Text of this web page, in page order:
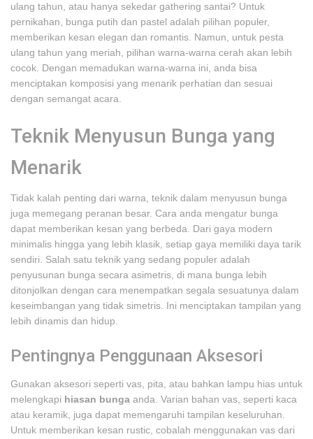
ulang tahun, atau hanya sekedar gathering santai? Untuk
pernikahan, bunga putih dan pastel adalah pilihan populer,
memberikan kesan elegan dan romantis. Namun, untuk pesta
ulang tahun yang meriah, pilihan warna-warna cerah akan lebih
cocok. Dengan memadukan warna-warna ini, anda bisa
menciptakan komposisi yang menarik perhatian dan sesuai
dengan semangat acara.
Teknik Menyusun Bunga yang
Menarik
Tidak kalah penting dari warna, teknik dalam menyusun bunga
juga memegang peranan besar. Cara anda mengatur bunga
dapat memberikan kesan yang berbeda. Dari gaya modern
minimalis hingga yang lebih klasik, setiap gaya memiliki daya tarik
sendiri. Salah satu teknik yang sedang populer adalah
penyusunan bunga secara asimetris, di mana bunga lebih
ditonjolkan dengan cara menempatkan segala sesuatunya dalam
keseimbangan yang tidak simetris. Ini menciptakan tampilan yang
lebih dinamis dan hidup.
Pentingnya Penggunaan Aksesori
Gunakan aksesori seperti vas, pita, atau bahkan lampu hias untuk
melengkapi hiasan bunga anda. Varian bahan vas, seperti kaca
atau keramik, juga dapat memengaruhi tampilan keseluruhan.
Untuk memberikan kesan rustic, cobalah menggunakan vas dari